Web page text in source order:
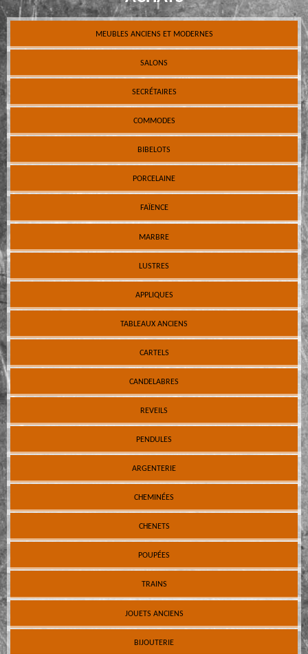
MEUBLES ANCIENS ET MODERNES
SALONS
SECRÉTAIRES
COMMODES
BIBELOTS
PORCELAINE
FAÏENCE
MARBRE
LUSTRES
APPLIQUES
TABLEAUX ANCIENS
CARTELS
CANDELABRES
REVEILS
PENDULES
ARGENTERIE
CHEMINÉES
CHENETS
POUPÉES
TRAINS
JOUETS ANCIENS
BIJOUTERIE